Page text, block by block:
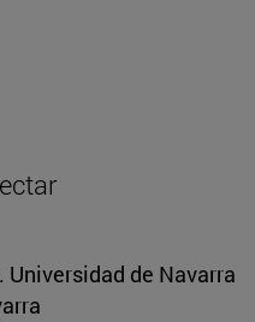
Universidad de Navarra